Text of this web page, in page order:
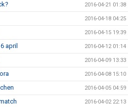
2016-04-21 01:38
2016-04-18 04:25
2016-04-15 19:39
april 2016-04-12 01:14
2016-04-09 13:33
2016-04-08 15:10
2016-04-05 04:59
2016-04-02 22:13